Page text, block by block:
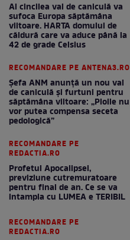
Al cincilea val de caniculă va
sufoca Europa săptămâna
viitoare. HARTA domului de
căldură care va aduce până la
42 de grade Celsius
RECOMANDARE PE ANTENA3.RO
Șefa ANM anunță un nou val
de caniculă și furtuni pentru
săptămâna viitoare: „Ploile nu
vor putea compensa seceta
pedologică”
RECOMANDARE PE
REDACTIA.RO
Profetul Apocalipsei,
previziune cutremuratoare
pentru final de an. Ce se va
intampla cu LUMEA e TERIBIL
RECOMANDARE PE
REDACTIA.RO